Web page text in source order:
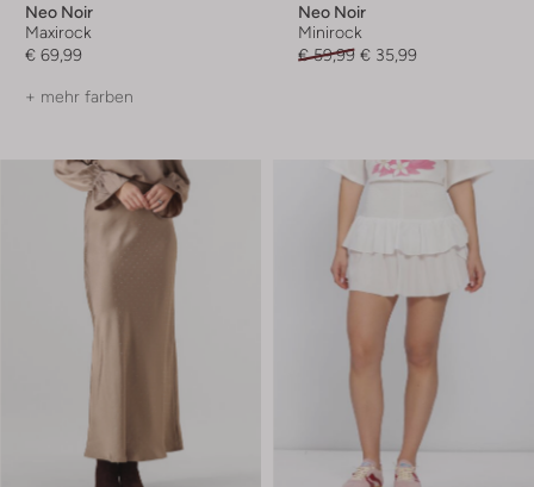
Neo Noir
Maxirock
€ 69,99
+ mehr farben
Neo Noir
Minirock
€ 59,99 € 35,99